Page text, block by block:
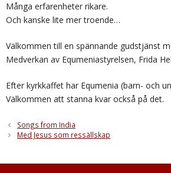
Många erfarenheter rikare.
Och kanske lite mer troende…
Välkommen till en spännande gudstjänst
Medverkan av Equmeniastyrelsen, Frida
Efter kyrkkaffet har Equmenia (barn- och
Välkommen att stanna kvar också på det.
Songs from India
Med Jesus som ressällskap